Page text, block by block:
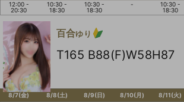
12:00 -
20:30
10:30 -
18:30
10:30 -
18:30
-
10:30 -
18:30
百合ゆり
T165 B88(F)W58H87
8/7(金)
8/8(土)
8/9(日)
8/10(月)
8/11(火)